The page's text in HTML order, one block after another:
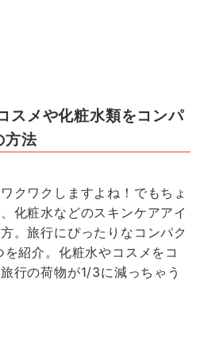
スメや化粧水類をコンパ
方法
クワクしますよね！でもちょ
化粧水などのスキンケアアイ
。旅行にぴったりなコンパク
紹介。化粧水やコスメをコ
行の荷物が1/3に減っちゃう